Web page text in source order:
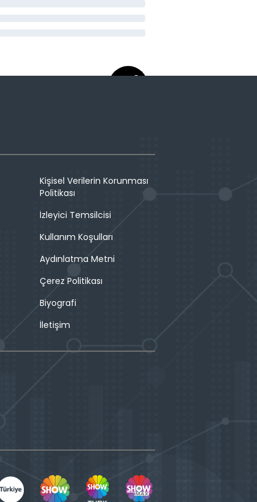
Kişisel Verilerin Korunması
Politikası
İzleyici Temsilcisi
Kullanım Koşulları
Aydınlatma Metni
Çerez Politikası
Biyografi
İletişim